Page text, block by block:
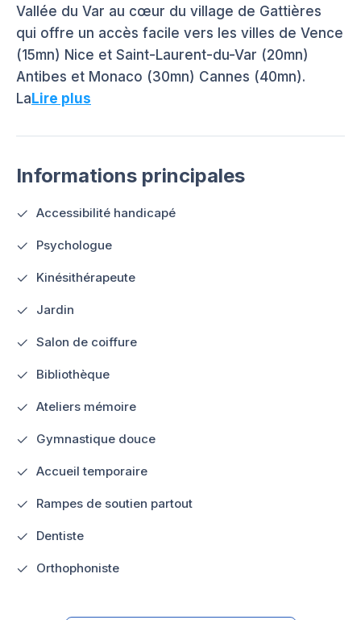
Vallée du Var au cœur du village de Gattières
qui offre un accès facile vers les villes de Vence
(15mn) Nice et Saint-Laurent-du-Var (20mn)
Antibes et Monaco (30mn) Cannes (40mn).
LaLire plus
Informations principales
Accessibilité handicapé
Psychologue
Kinésithérapeute
Jardin
Salon de coiffure
Bibliothèque
Ateliers mémoire
Gymnastique douce
Accueil temporaire
Rampes de soutien partout
Dentiste
Orthophoniste